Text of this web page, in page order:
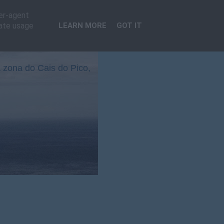
do Cais do Pico,
agent
usage
LEARN MORE GOT IT